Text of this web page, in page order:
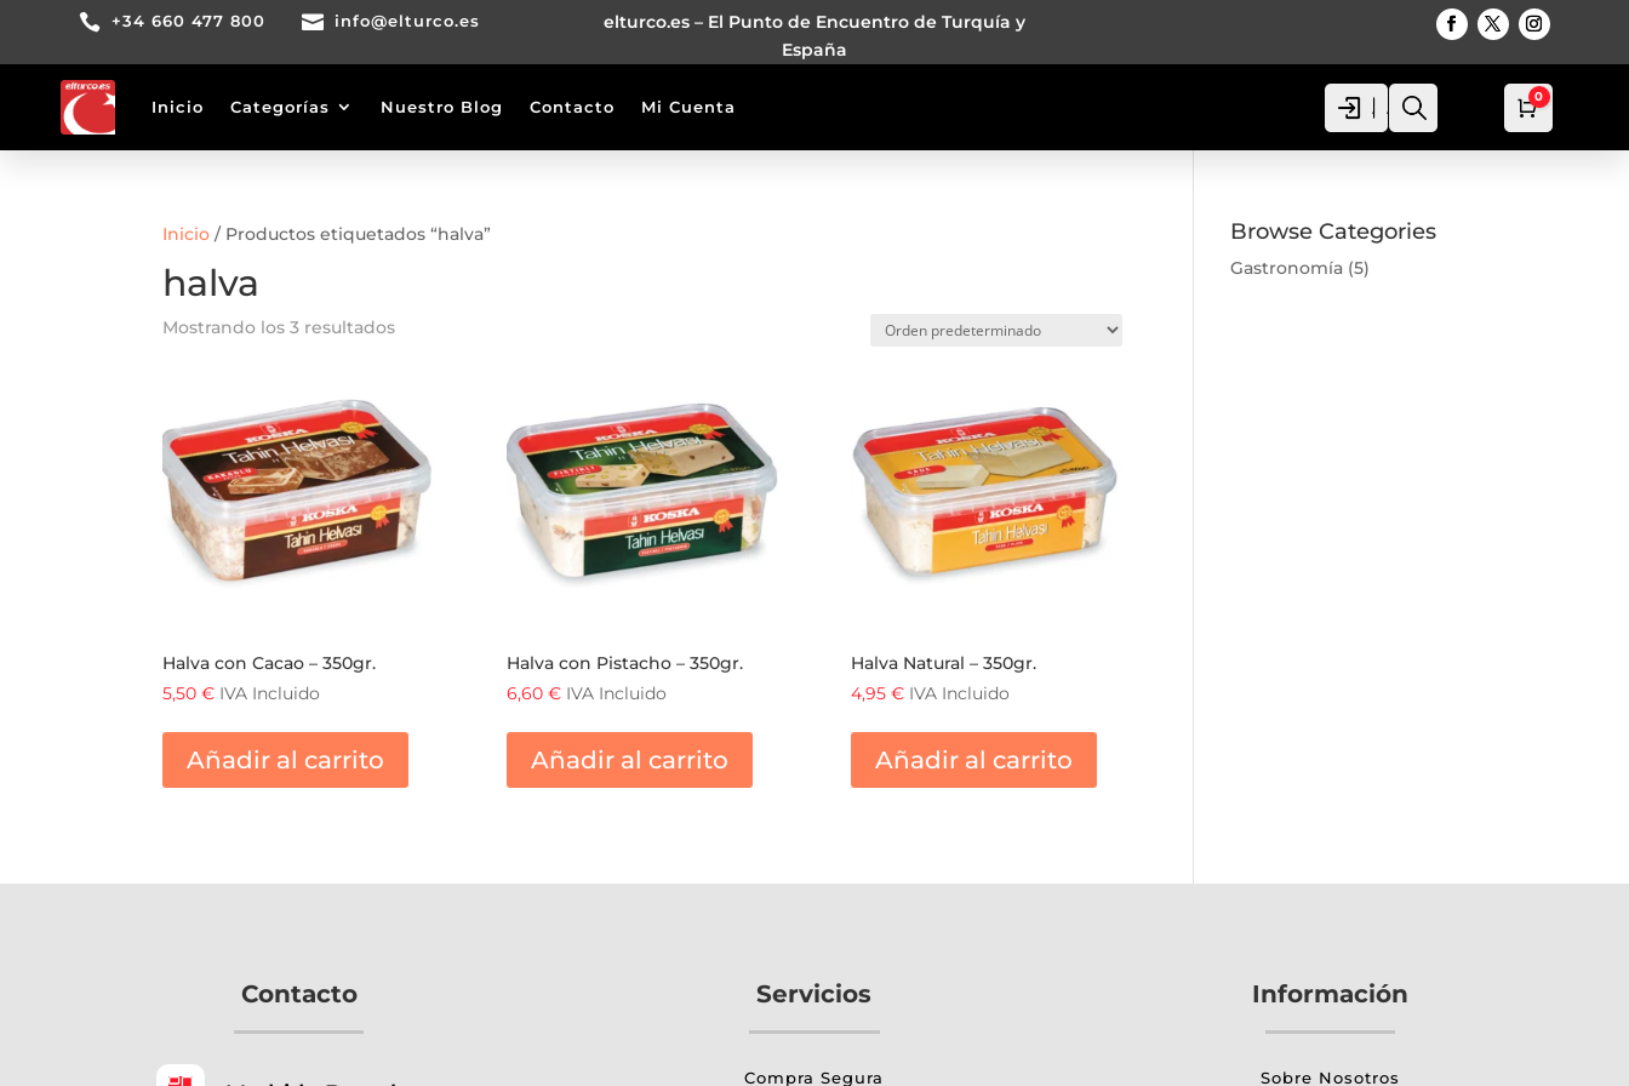
 +34 660 477 800  info@elturco.es
elturco.es – El Punto de Encuentro de Turquía y
España
Inicio Categorías Nuestro Blog Contacto Mi Cuenta Acceso
Acceso Carro
0
Inicio / Productos etiquetados “halva”
halva
Mostrando los 3 resultados
Halva con Cacao – 350gr.
5,50€ IVA Incluido
Añadir al carrito
Halva con Pistacho – 350gr.
6,60 € IVA Incluido
Añadir al carrito
Halva Natural – 350gr.
4,95 € IVA Incluido
Añadir al carrito
Browse Categories
Gastronomía (5)
Contacto Servicios
Compra Segura
Información
Sobre Nosotros